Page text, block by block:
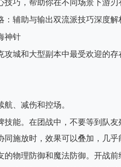
巧，帮助你在不同场景下游刃
神针
攻城和大型副本中最受欢迎的
、减伤和控场。
技能。在团战中，不要等到队
施放时，效果可以叠加，几乎
的物理防御和魔法防御。开战